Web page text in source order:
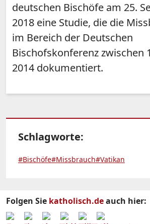
deutschen Bischöfe am 25.
2018 eine Studie, die die
im Bereich der Deutschen
Bischofskonferenz zwischen
2014 dokumentiert.
Schlagworte:
#Bischöfe#Missbrauch#Vatikan
Folgen Sie katholisch.deauch hier: